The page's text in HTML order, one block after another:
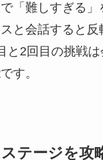
「難しすぎる」
と会話すると
と2回目の挑戦
す。
ステージを攻